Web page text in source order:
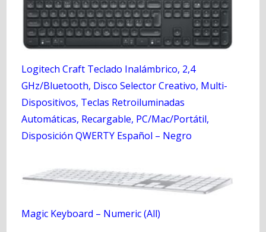
Logitech Craft Teclado Inalámbrico, 2,4
GHz/Bluetooth, Disco Selector Creativo, Multi-
Dispositivos, Teclas Retroiluminadas
Automáticas, Recargable, PC/Mac/Portátil,
Disposición QWERTY Español – Negro
Magic Keyboard – Numeric (All)